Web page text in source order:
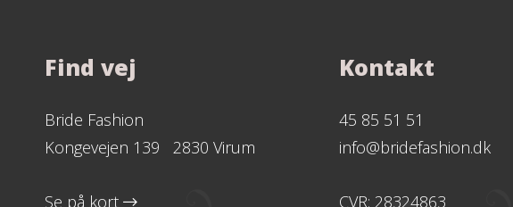
Find vej
Bride Fashion
Kongevejen 139 2830 Virum
Se på kort
Kontakt
45 85 51 51
info@bridefashion.dk
CVR: 28324863